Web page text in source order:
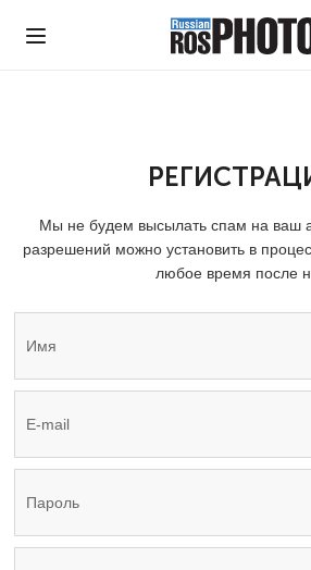
Мы не будем высылать спам на ваш
разрешений можно установить в
любое время после